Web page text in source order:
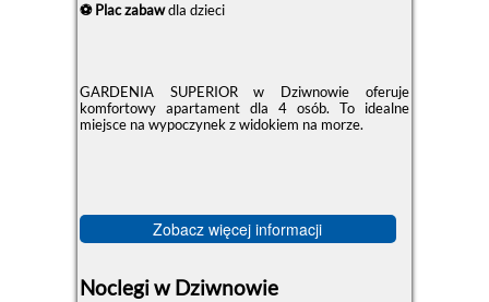
⚽ Plac zabawdla dzieci
GARDENIA SUPERIOR w Dziwnowie oferuje
komfortowy apartament dla 4 osób. To idealne
miejsce na wypoczynek z widokiem na morze.
Zobacz więcej informacji
Noclegi w Dziwnowie